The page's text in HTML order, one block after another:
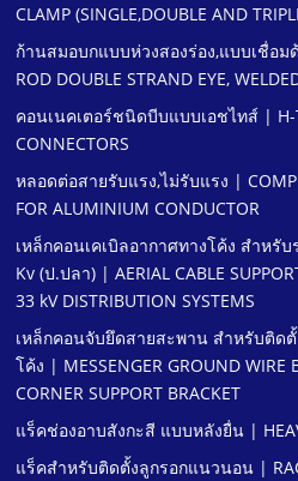
CLAMP (SINGLE,DOUBLE AND
ก้านสมอบกแบบห่วงสองร่อง,แบบเชื่อม
ROD DOUBLE STRAND EYE,
คอนเนคเตอร์ชนิดบีบแบบเอชไทส์ | H-
CONNECTORS
หลอดต่อสายรับแรง,ไม่รับแรง |
FOR ALUMINIUM CONDUCTOR
เหล็กคอนเคเบิลอากาศทางโค้ง สําหรั
Kv (ป.ปลา) | AERIAL CABLE
33 kV DISTRIBUTION SYSTEMS
เหล็กคอนจับยึดสายสะพาน สําหรับติดตั้
โค้ง | MESSENGER GROUND WIRE
CORNER SUPPORT BRACKET
แร็คช่องอาบสังกะสี แบบหลังยื่น |
แร็คสําหรับติดตั้งลูกรอกแนวนอน |